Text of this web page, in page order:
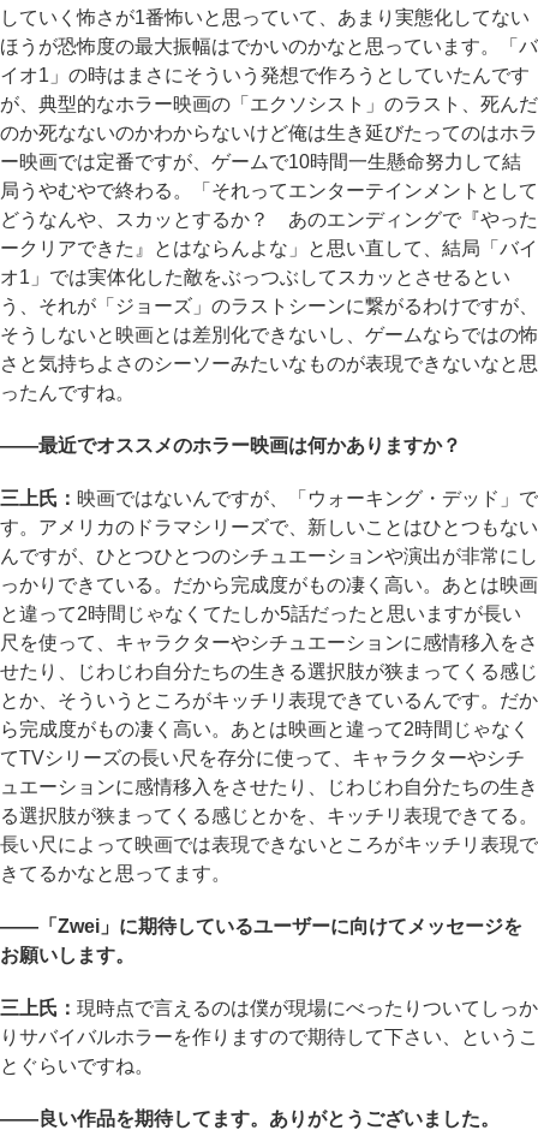
していく怖さが1番怖いと思っていて、あまり実態化してない
ほうが恐怖度の最大振幅はでかいのかなと思っています。「バ
イオ1」の時はまさにそういう発想で作ろうとしていたんです
が、典型的なホラー映画の「エクソシスト」のラスト、死んだ
のか死なないのかわからないけど俺は生き延びたってのはホラ
ー映画では定番ですが、ゲームで10時間一生懸命努力して結
局うやむやで終わる。「それってエンターテインメントとして
どうなんや、スカッとするか？ あのエンディングで『やった
ークリアできた』とはならんよな」と思い直して、結局「バイ
オ1」では実体化した敵をぶっつぶしてスカッとさせるとい
う、それが「ジョーズ」のラストシーンに繋がるわけですが、
そうしないと映画とは差別化できないし、ゲームならではの怖
さと気持ちよさのシーソーみたいなものが表現できないなと思
ったんですね。
――最近でオススメのホラー映画は何かありますか？
三上氏： 映画ではないんですが、「ウォーキング・デッド」で
す。アメリカのドラマシリーズで、新しいことはひとつもない
んですが、ひとつひとつのシチュエーションや演出が非常にし
っかりできている。だから完成度がもの凄く高い。あとは映画
と違って2時間じゃなくてたしか5話だったと思いますが長い
尺を使って、キャラクターやシチュエーションに感情移入をさ
せたり、じわじわ自分たちの生きる選択肢が狭まってくる感じ
とか、そういうところがキッチリ表現できているんです。だか
ら完成度がもの凄く高い。あとは映画と違って2時間じゃなく
てTVシリーズの長い尺を存分に使って、キャラクターやシチ
ュエーションに感情移入をさせたり、じわじわ自分たちの生き
る選択肢が狭まってくる感じとかを、キッチリ表現できてる。
長い尺によって映画では表現できないところがキッチリ表現で
きてるかなと思ってます。
――「Zwei」に期待しているユーザーに向けてメッセージを
お願いします。
三上氏： 現時点で言えるのは僕が現場にべったりついてしっか
りサバイバルホラーを作りますので期待して下さい、というこ
とぐらいですね。
――良い作品を期待してます。ありがとうございました。